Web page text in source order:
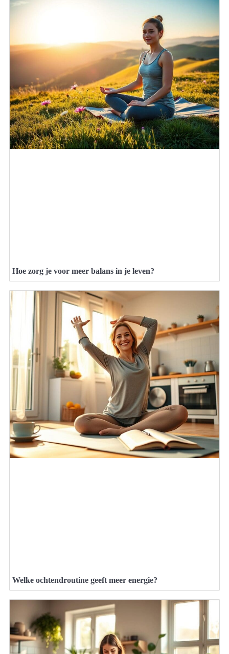
Hoe zorg je voor meer balans in je leven?
Welke ochtendroutine geeft meer energie?